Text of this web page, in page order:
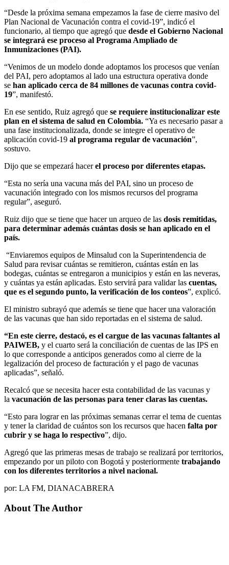
“Desde la próxima semana empezamos la fase de cierre masivo del
Plan Nacional de Vacunación contra el covid-19”, indicó el
funcionario, al tiempo que agregó que desde el Gobierno Nacional
se integrará ese proceso al Programa Ampliado de
Inmunizaciones (PAI).
“Venimos de un modelo donde adoptamos los procesos que venían
del PAI, pero adoptamos al lado una estructura operativa donde
se han aplicado cerca de 84 millones de vacunas contra covid-
19”, manifestó.
En ese sentido, Ruiz agregó que se requiere institucionalizar este
plan en el sistema de salud en Colombia. “Ya es necesario pasar a
una fase institucionalizada, donde se integre el operativo de
aplicación covid-19 al programa regular de vacunación”,
sostuvo.
Dijo que se empezará hacerel proceso por diferentes etapas.
“Esta no sería una vacuna más del PAI, sino un proceso de
vacunación integrado con los mismos recursos del programa
regular”, aseguró.
Ruiz dijo que se tiene que hacer un arqueo de las dosis remitidas,
para determinar además cuántas dosis se han aplicado en el
país.
“Enviaremos equipos de Minsalud con la Superintendencia de
Salud para revisar cuántas se remitieron, cuántas están en las
bodegas, cuántas se entregaron a municipios y están en las neveras,
y cuántas ya están aplicadas. Esto servirá para validar las cuentas,
que es el segundo punto, la verificación de los conteos”, explicó.
El ministro subrayó que además se tiene que hacer una valoración
de las vacunas que han sido reportadas en el sistema de salud.
“En este cierre, destacó, es el cargue de las vacunas faltantes al
PAIWEB, y el cuarto será la conciliación de cuentas de las IPS en
lo que corresponde a anticipos generados como al cierre de la
legalización del proceso de facturación y el pago de vacunas
aplicadas”, señaló.
Recalcó que se necesita hacer esta contabilidad de las vacunas y
la vacunación de las personas para tener claras las cuentas.
“Esto para lograr en las próximas semanas cerrar el tema de cuentas
y tener la claridad de cuántos son los recursos que hacen falta por
cubrir y se haga lo respectivo”, dijo.
Agregó que las primeras mesas de trabajo se realizará por territorios,
empezando por un piloto con Bogotá y posteriormente trabajando
con los diferentes territorios a nivel nacional.
por: LA FM, DIANACABRERA
About The Author